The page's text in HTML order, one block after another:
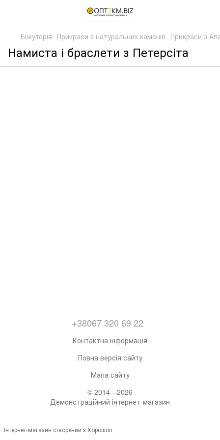
Біжутерія Прикраси з натуральних каменів Прикраси з
Намиста і браслети з Петерсіта
+38067 320 69 22
Контактна інформація
Повна версія сайту
Мапа сайту
© 2014—2026
Демонстраційний інтернет-магазин
Інтернет-магазин створений з Хорошоп